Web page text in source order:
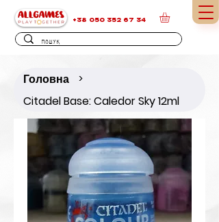
+38 050 352 67 34
Головна >
Citadel Base: Caledor Sky 12ml